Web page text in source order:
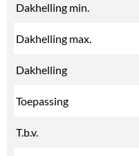
Dakhelling min.
Dakhelling max.
Dakhelling
Toepassing
T.b.v.